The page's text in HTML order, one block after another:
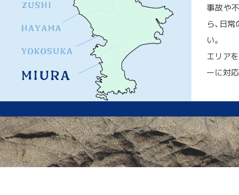
事故や
ら、日
い。
エリア
ーに対